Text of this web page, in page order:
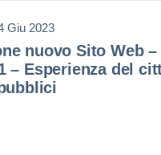
Giu 2023
nuovo Sito Web –
– Esperienza del